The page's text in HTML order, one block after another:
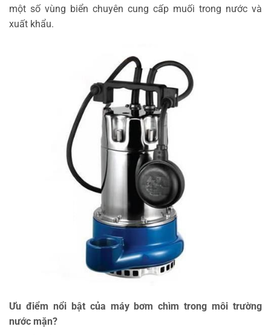
một số vùng biển chuyên cung cấp muối trong nước và
xuất khẩu.
Ưu điểm nổi bật của máy bơm chìm trong môi trường
nước mặn?